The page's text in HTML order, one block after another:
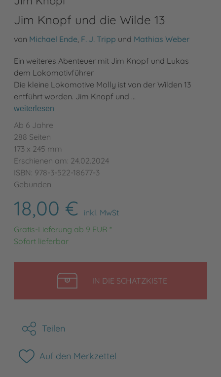
Jim Knopf und die Wilde 13
von Michael Ende F. J. Tripp und Mathias Weber
Ein weiteres Abenteuer mit Jim Knopf und Lukas
dem Lokomotivführer
Die kleine Lokomotive Molly ist von der Wilden 13
entführt worden. Jim Knopf und …
weiterlesen
Ab 6 Jahre
288 Seiten
173 x 245 mm
Erschienen am: 24.02.2024
ISBN: 978-3-522-18677-3
Gebunden
18,00 €
inkl. MwSt
Gratis-Lieferung ab 9 EUR *
Sofort lieferbar
IN DIE SCHATZKISTELEGEN
Teilen
Auf den Merkzettel